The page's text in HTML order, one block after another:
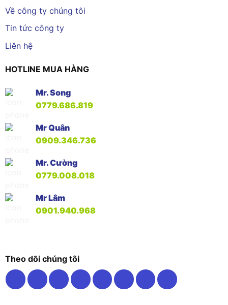
Về công ty chúng tôi
Tin tức công ty
Liên hệ
HOTLINE MUA HÀNG
Mr. Song
0779.686.819
Mr Quân
0909.346.736
Mr. Cường
0779.008.018
Mr Lâm
0901.940.968
Theo dõi chúng tôi